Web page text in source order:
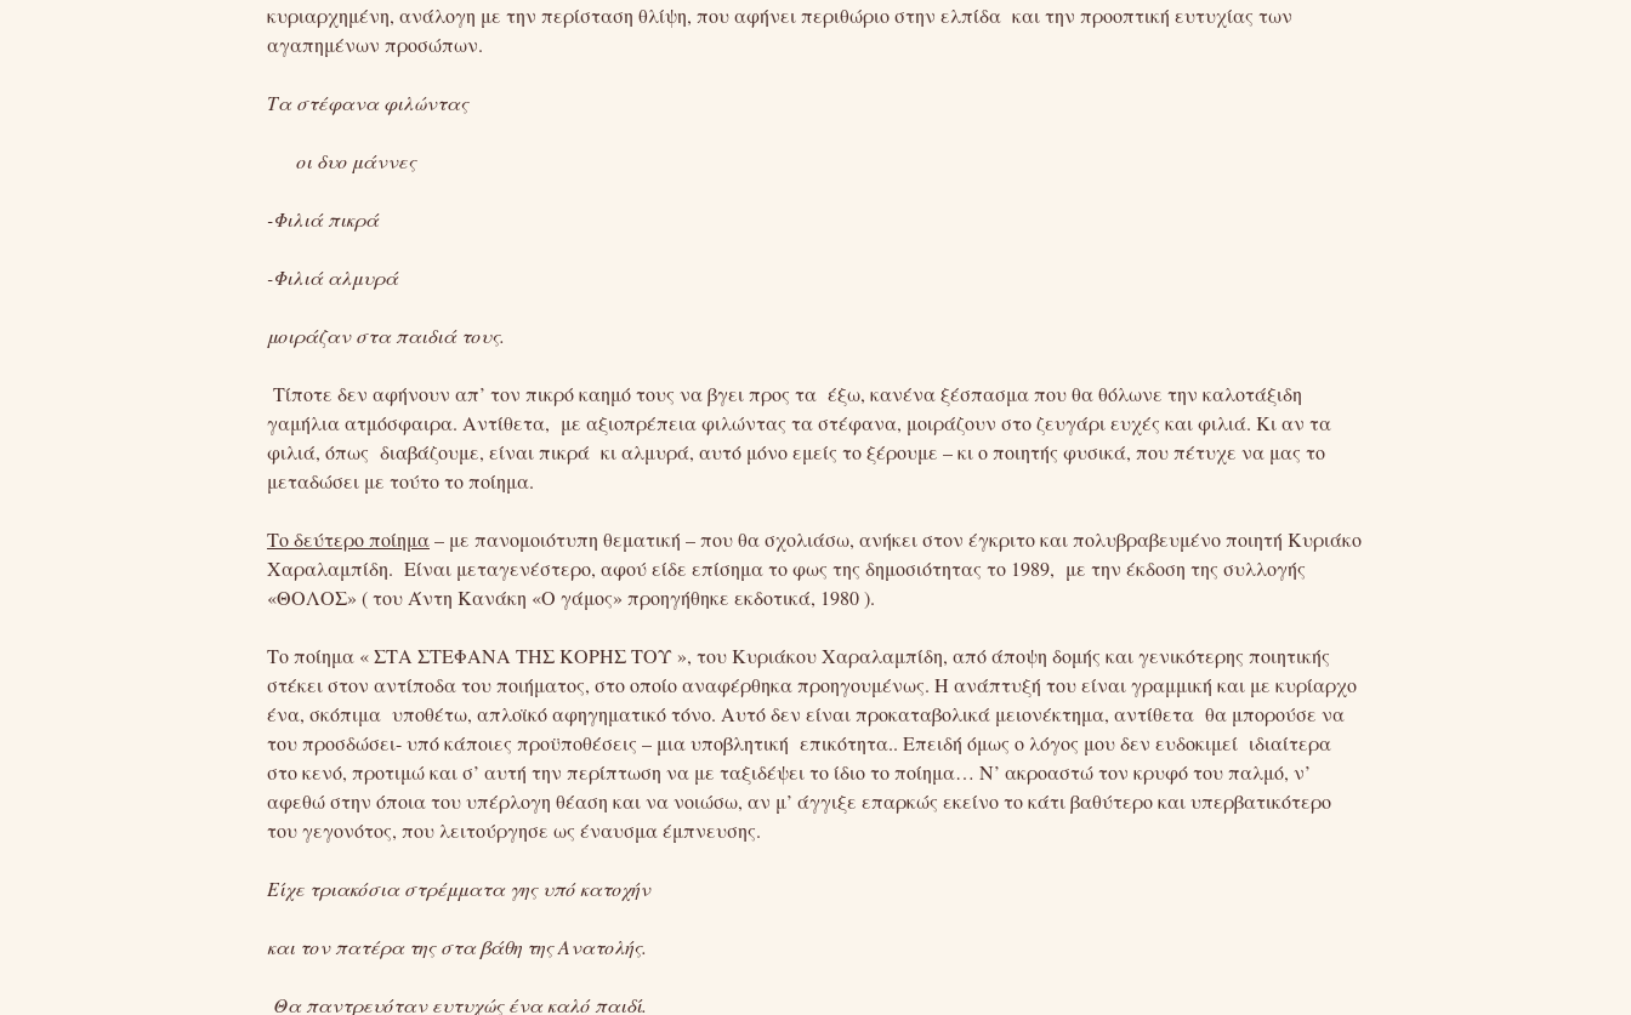
κυριαρχημένη, ανάλογη με την περίσταση θλίψη, που αφήνει περιθώριο στην ελπίδα και την προοπτική ευτυχίας των
αγαπημένων προσώπων.
Τα στέφανα φιλώντας
οι δυο μάννες
-Φιλιά πικρά
-Φιλιά αλμυρά
μοιράζαν στα παιδιά τους.
Τίποτε δεν αφήνουν απ’ τον πικρό καημό τους να βγει προς τα έξω, κανένα ξέσπασμα που θα θόλωνε την καλοτάξιδη
γαμήλια ατμόσφαιρα. Αντίθετα, με αξιοπρέπεια φιλώντας τα στέφανα, μοιράζουν στο ζευγάρι ευχές και φιλιά. Κι αν τα
φιλιά, όπως διαβάζουμε, είναι πικρά κι αλμυρά, αυτό μόνο εμείς το ξέρουμε – κι ο ποιητής φυσικά, που πέτυχε να μας το
μεταδώσει με τούτο το ποίημα.
Το δεύτερο ποίημα– με πανομοιότυπη θεματική – που θα σχολιάσω, ανήκει στον έγκριτο και πολυβραβευμένο ποιητή Κυριάκο
Χαραλαμπίδη. Είναι μεταγενέστερο, αφού είδε επίσημα το φως της δημοσιότητας το 1989, με την έκδοση της συλλογής
«ΘΟΛΟΣ» ( του Άντη Κανάκη «Ο γάμος» προηγήθηκε εκδοτικά, 1980 ).
Το ποίημα « ΣΤΑ ΣΤΕΦΑΝΑ ΤΗΣ ΚΟΡΗΣ ΤΟΥ », του Κυριάκου Χαραλαμπίδη, από άποψη δομής και γενικότερης ποιητικής
στέκει στον αντίποδα του ποιήματος, στο οποίο αναφέρθηκα προηγουμένως. Η ανάπτυξή του είναι γραμμική και με κυρίαρχο
ένα, σκόπιμα υποθέτω, απλοϊκό αφηγηματικό τόνο. Αυτό δεν είναι προκαταβολικά μειονέκτημα, αντίθετα θα μπορούσε να
του προσδώσει- υπό κάποιες προϋποθέσεις – μια υποβλητική επικότητα.. Επειδή όμως ο λόγος μου δεν ευδοκιμεί ιδιαίτερα
στο κενό, προτιμώ και σ’ αυτή την περίπτωση να με ταξιδέψει το ίδιο το ποίημα… Ν’ ακροαστώ τον κρυφό του παλμό, ν’
αφεθώ στην όποια του υπέρλογη θέαση και να νοιώσω, αν μ’ άγγιξε επαρκώς εκείνο το κάτι βαθύτερο και υπερβατικότερο
του γεγονότος, που λειτούργησε ως έναυσμα έμπνευσης.
Είχε τριακόσια στρέμματα γης υπό κατοχήν
και τον πατέρα της στα βάθη της Ανατολής.
Θα παντρευόταν ευτυχώς ένα καλό παιδί.